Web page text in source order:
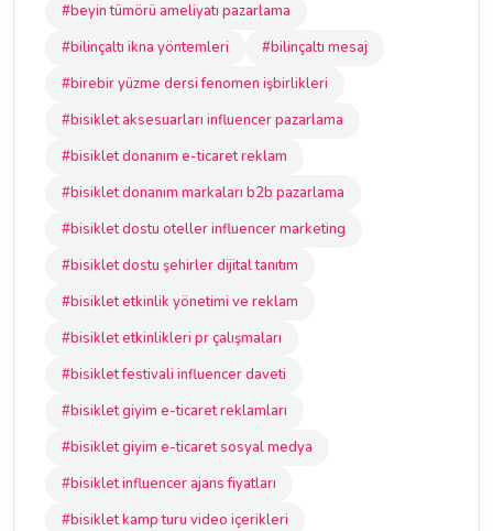
#beyin tümörü ameliyatı pazarlama
#bilinçaltı ikna yöntemleri
#bilinçaltı mesaj
#birebir yüzme dersi fenomen işbirlikleri
#bisiklet aksesuarları influencer pazarlama
#bisiklet donanım e-ticaret reklam
#bisiklet donanım markaları b2b pazarlama
#bisiklet dostu oteller influencer marketing
#bisiklet dostu şehirler dijital tanıtım
#bisiklet etkinlik yönetimi ve reklam
#bisiklet etkinlikleri pr çalışmaları
#bisiklet festivali influencer daveti
#bisiklet giyim e-ticaret reklamları
#bisiklet giyim e-ticaret sosyal medya
#bisiklet influencer ajans fiyatları
#bisiklet kamp turu video içerikleri